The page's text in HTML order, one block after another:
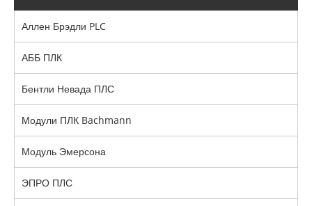
Аллен Брэдли PLC
АББ ПЛК
Бентли Невада ПЛС
Модули ПЛК Bachmann
Модуль Эмерсона
ЭПРО ПЛС